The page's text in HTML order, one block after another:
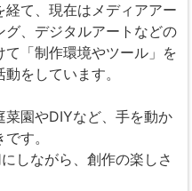
て、現在はメディアアー
グ、デジタルアートなどの
「制作環境やツール」を
をしています。
園やDIYなど、手を動か
す。
しながら、創作の楽しさ